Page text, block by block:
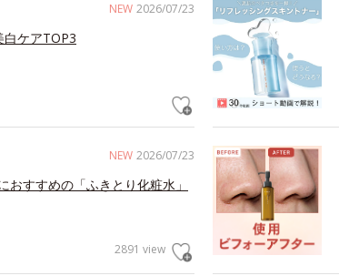
NEW 2026/07/23
ケアTOP3
NEW 2026/07/23
すすめの「ふきとり化粧水」
2891 view